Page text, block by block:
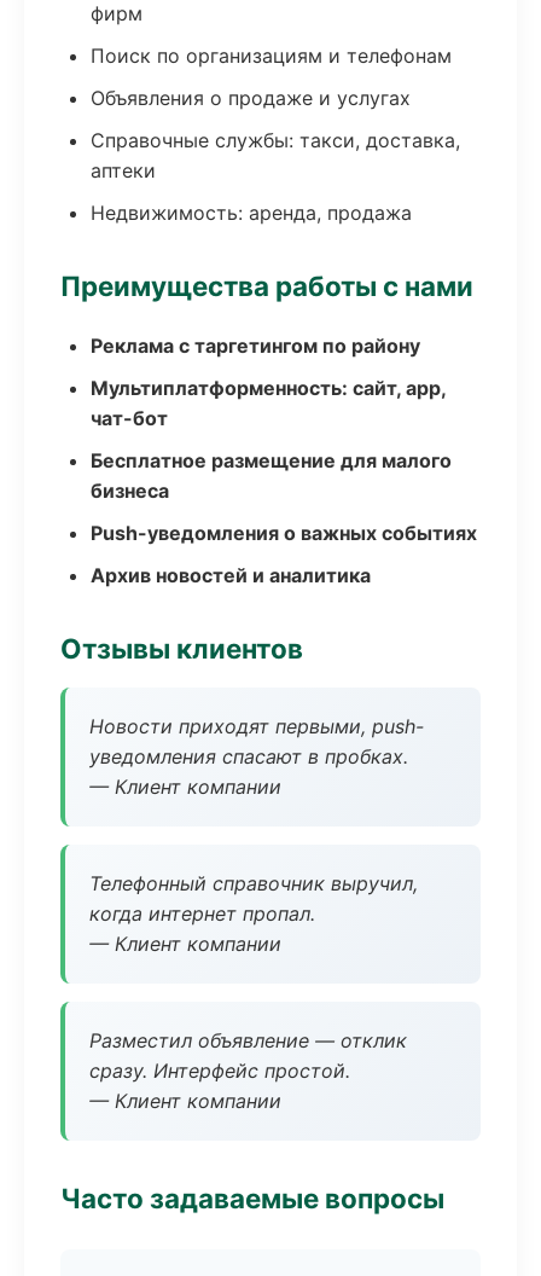
фирм
Поиск по организациям и телефонам
Объявления о продаже и услугах
Справочные службы: такси, доставка,
аптеки
Недвижимость: аренда, продажа
Преимущества работы с нами
Реклама с таргетингом по району
Мультиплатформенность: сайт, app,
чат-бот
Бесплатное размещение для малого
бизнеса
Push-уведомления о важных событиях
Архив новостей и аналитика
Отзывы клиентов
Новости приходят первыми, push-
уведомления спасают в пробках.
— Клиент компании
Телефонный справочник выручил,
когда интернет пропал.
— Клиент компании
Разместил объявление — отклик
сразу. Интерфейс простой.
— Клиент компании
Часто задаваемые вопросы